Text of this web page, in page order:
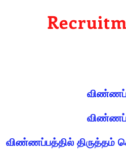
விண்ணப்பத்தில்